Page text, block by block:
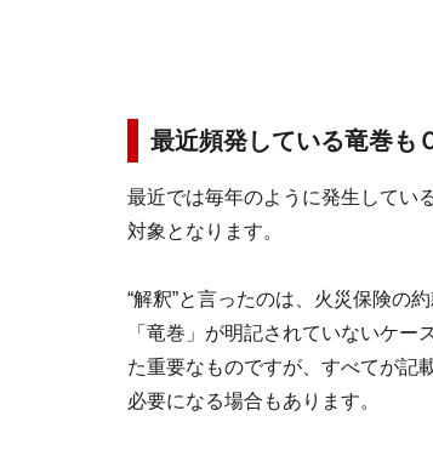
最近頻発している竜巻も
最近では毎年のように発生してい
対象となります。
“解釈”と言ったのは、火災保険の
「竜巻」が明記されていないケ
た重要なものですが、すべてが記
必要になる場合もあります。